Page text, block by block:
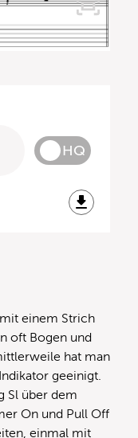
HQ
einem Strich
oft Bogen und
hat man
geeinigt.
Sl über dem
On und Pull Off
einmal mit